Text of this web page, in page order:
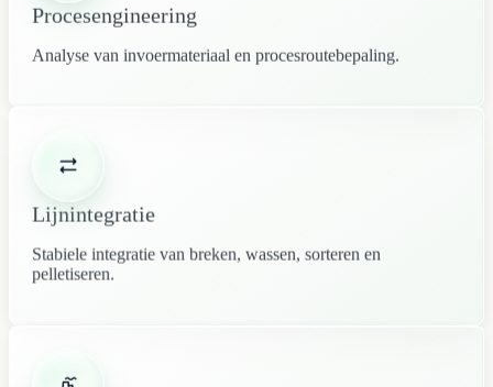
Procesengineering
Analyse van invoermateriaal en procesroutebepaling.
Lijnintegratie
Stabiele integratie van breken, wassen, sorteren en
pelletiseren.